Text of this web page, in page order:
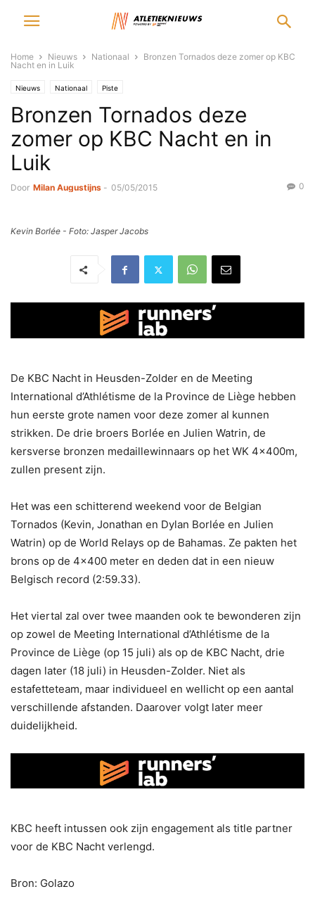
Home Nieuws Nationaal
Bronzen Tornados deze zomer op KBC
Nacht en in Luik
Nieuws Nationaal Piste
Bronzen Tornados deze
zomer op KBC Nacht en in
Luik
Door Milan Augustijns - 05/05/2015 0
Kevin Borlée - Foto: Jasper Jacobs
De KBC Nacht in Heusden-Zolder en de Meeting
International d’Athlétisme de la Province de Liège hebben
hun eerste grote namen voor deze zomer al kunnen
strikken. De drie broers Borlée en Julien Watrin, de
kersverse bronzen medaillewinnaars op het WK 4x400m,
zullen present zijn.
Het was een schitterend weekend voor de Belgian
Tornados (Kevin, Jonathan en Dylan Borlée en Julien
Watrin) op de World Relays op de Bahamas. Ze pakten het
brons op de 4×400 meter en deden dat in een nieuw
Belgisch record (2:59.33).
Het viertal zal over twee maanden ook te bewonderen zijn
op zowel de Meeting International d’Athlétisme de la
Province de Liège (op 15 juli) als op de KBC Nacht, drie
dagen later (18 juli) in Heusden-Zolder. Niet als
estafetteteam, maar individueel en wellicht op een aantal
verschillende afstanden. Daarover volgt later meer
duidelijkheid.
KBC heeft intussen ook zijn engagement als title partner
voor de KBC Nacht verlengd.
Bron: Golazo